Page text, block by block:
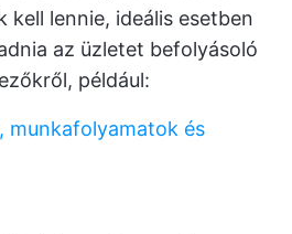
kell lennie, ideális esetben
az üzletet befolyásoló
például:
munkafolyamatok és